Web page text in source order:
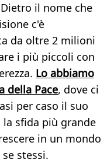
il nome che
c'è
da oltre 2 milioni
i più piccoli con
Lo abbiamo
della Pace, dove ci
per caso il suo
la sfida più grande
in un mondo
stessi.